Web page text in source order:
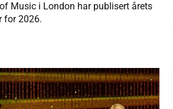
Music i London har publisert årets
for 2026.